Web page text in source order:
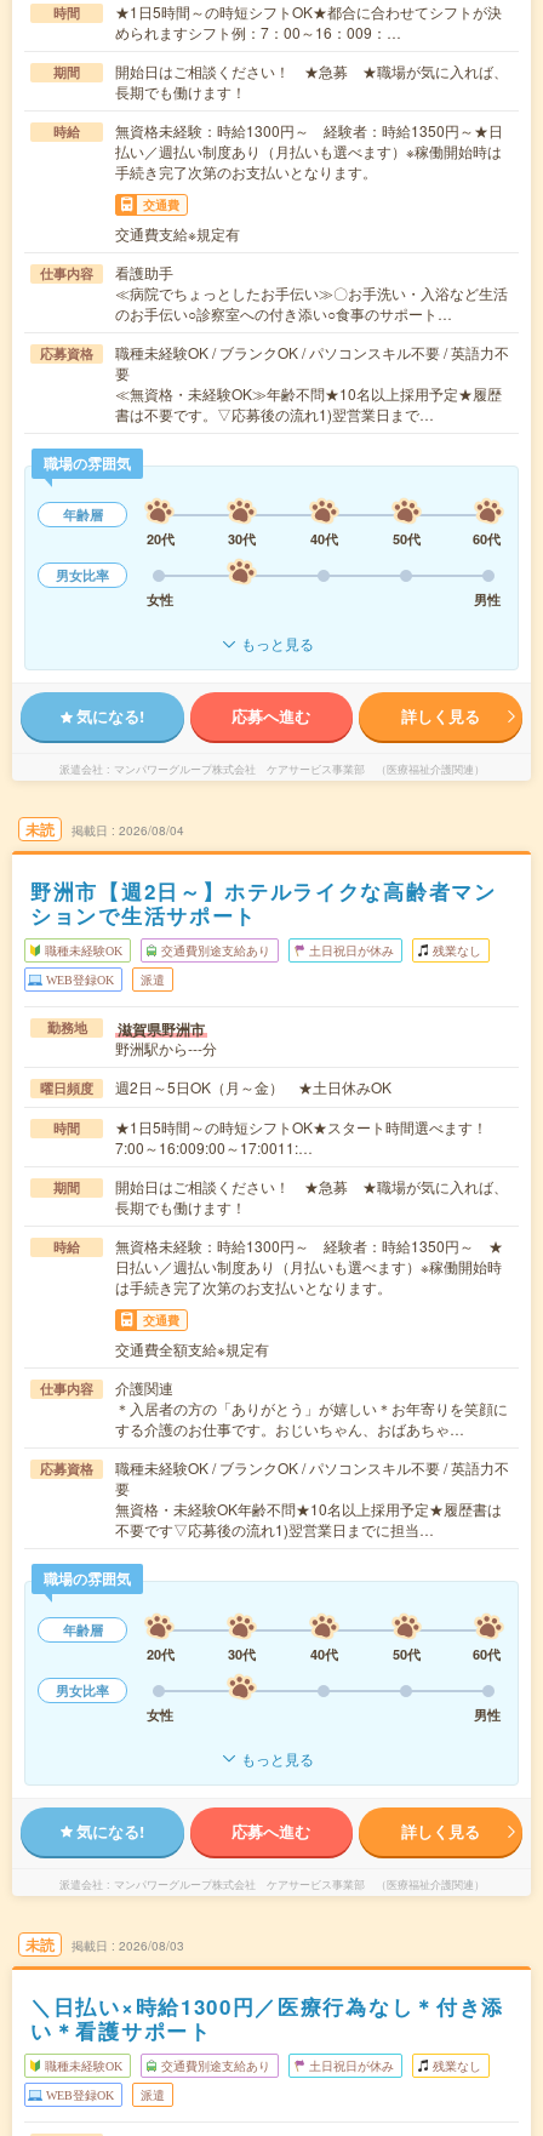
時間
★1日5時間～の時短シフトOK★都合に合わせてシフトが決
められますシフト例：7：00～16：009：…
期間
開始日はご相談ください！ ★急募 ★職場が気に入れば、
長期でも働けます！
時給
無資格未経験：時給1300円～ 経験者：時給1350円～★日
払い／週払い制度あり（月払いも選べます）※稼働開始時は
手続き完了次第のお支払いとなります。
交通費
交通費支給※規定有
仕事内容
看護助手
≪病院でちょっとしたお手伝い≫〇お手洗い・入浴など生活
のお手伝い○診察室への付き添い○食事のサポート…
応募資格
職種未経験OK / ブランクOK / パソコンスキル不要 / 英語力不
要
≪無資格・未経験OK≫年齢不問★10名以上採用予定★履歴
書は不要です。▽応募後の流れ1)翌営業日まで…
職場の雰囲気
年齢層
20代
30代 40代 50代
60代
男女比率
女性
男性
もっと見る
気になる! 応募へ進む 詳しく見る
派遣会社 マンパワーグループ株式会社 ケアサービス事業部 （医療福祉介護関連）
未読 掲載日 2026/08/04
野洲市【週2日～】ホテルライクな高齢者マン
ションで生活サポート
職種未経験OK 交通費別途支給あり 土日祝日が休み 残業なし
WEB登録OK 派遣
勤務地 滋賀県野洲市
野洲駅から---分
曜日頻度 週2日～5日OK（月～金） ★土日休みOK
時間
★1日5時間～の時短シフトOK★スタート時間選べます！
7:00～16:009:00～17:0011:…
期間
開始日はご相談ください！ ★急募 ★職場が気に入れば、
長期でも働けます！
時給
無資格未経験：時給1300円～ 経験者：時給1350円～ ★
日払い／週払い制度あり（月払いも選べます）※稼働開始時
は手続き完了次第のお支払いとなります。
交通費
交通費全額支給※規定有
仕事内容
介護関連
＊入居者の方の「ありがとう」が嬉しい＊お年寄りを笑顔に
する介護のお仕事です。おじいちゃん、おばあちゃ…
応募資格
職種未経験OK / ブランクOK / パソコンスキル不要 / 英語力不
要
無資格・未経験OK年齢不問★10名以上採用予定★履歴書は
不要です▽応募後の流れ1)翌営業日までに担当…
職場の雰囲気
年齢層
20代
30代 40代 50代
60代
男女比率
女性
男性
もっと見る
気になる! 応募へ進む 詳しく見る
派遣会社 マンパワーグループ株式会社 ケアサービス事業部 （医療福祉介護関連）
未読 掲載日 2026/08/03
＼日払い×時給1300円／医療行為なし＊付き添
い＊看護サポート
職種未経験OK 交通費別途支給あり 土日祝日が休み 残業なし
WEB登録OK 派遣